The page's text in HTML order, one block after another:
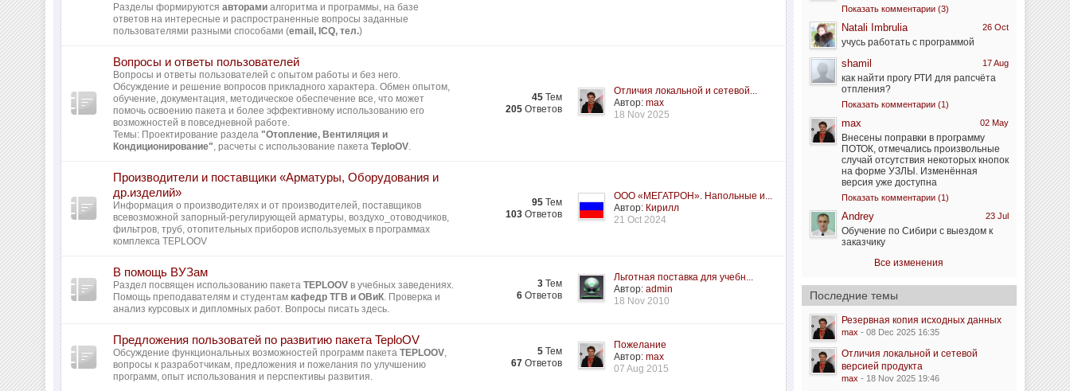
Разделы формируютсяавторами алгоритма и программы, на базе
ответов на интересные и распространенные вопросы заданные
пользователями разными способами (email, ICQ, тел.)
Вопросы и ответы пользователей
Вопросы и ответы пользователей с опытом работы и без него.
Обсуждение и решение вопросов прикладного характера. Обмен опытом,
обучение, документация, методическое обеспечение все, что может
помочь освоению пакета и более эффективному использованию его
возможностей в повседневной работе.
Темы: Проектирование раздела"Отопление, Вентиляция и
Кондиционирование", расчеты с использование пакетаTeploOV.
45 Тем
205 Ответов
Отличия локальной и сетевой...
Автор:max
18 Nov 2025
Производители и поставщики «Арматуры, Оборудования и
др.изделий»
Информация о производителях и от производителей, поставщиков
всевозможной запорный-регулирующей арматуры, воздухо_отоводчиков,
фильтров, труб, отопительных приборов используемых в программах
комплекса TEPLOOV
95 Тем
103 Ответов
ООО «МЕГАТРОН». Напольные и...
Автор: Кирилл
21 Oct 2024
В помощь ВУЗам
Раздел посвящен использованию пакетаTEPLOOV в учебных заведениях.
Помощь преподавателям и студентамкафедр ТГВ и ОВиК. Проверка и
анализ курсовых и дипломных работ. Вопросы писать здесь.
3 Тем
6 Ответов
Льготная поставка для учебн...
Автор:admin
18 Nov 2010
Предложения пользоватей по развитию пакета TeploOV
Обсуждение функциональных возможностей программ пакетаTEPLOOV,
вопросы к разработчикам, предложения и пожелания по улучшению
программ, опыт использования и перспективы развития.
5 Тем
67 Ответов
Пожелание
Автор:max
07 Aug 2015
Показать комментарии (3)
26 Oct
Natali Imbrulia
учусь работать с программой
17 Aug
shamil
как найти прогу РТИ для рапсчёта
отпления?
Показать комментарии (1)
02 May
max
Внесены поправки в программу
ПОТОК, отмечались произвольные
случай отсутствия некоторых кнопок
на форме УЗЛЫ. Изменённая
версия уже доступна
Показать комментарии (1)
23 Jul
Andrey
Обучение по Сибири с выездом к
заказчику
Все изменения
Последние темы
Резервная копия исходных данных
max - 08 Dec 2025 16:35
Отличия локальной и сетевой
версией продукта
max - 18 Nov 2025 19:46